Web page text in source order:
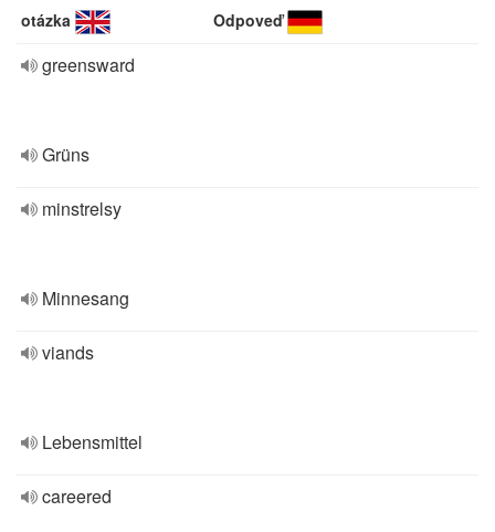
otázka Odpoveď
greensward
Grüns
minstrelsy
Minnesang
viands
Lebensmittel
careered